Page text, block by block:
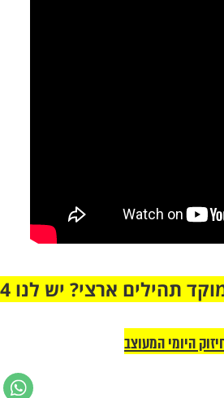
היומי המעוצב